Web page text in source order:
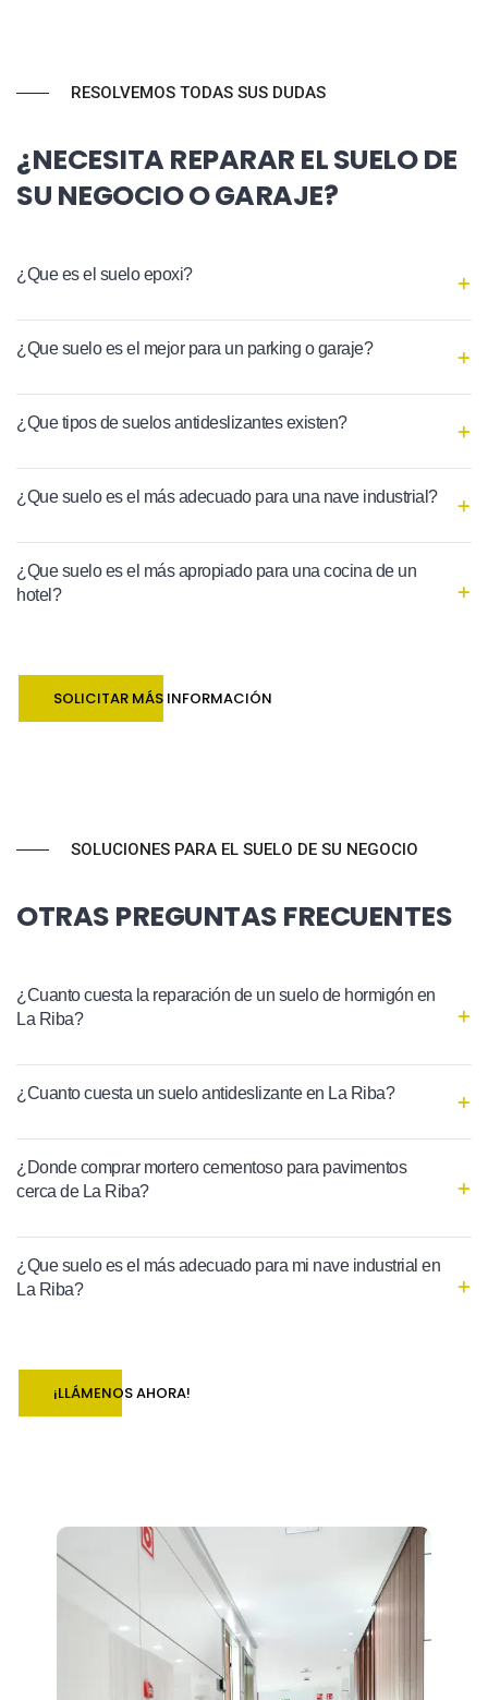
RESOLVEMOS TODAS SUS DUDAS
¿NECESITA REPARAR EL SUELO DE
SU NEGOCIO O GARAJE?
¿Que es el suelo epoxi?
¿Que suelo es el mejor para un parking o garaje?
¿Que tipos de suelos antideslizantes existen?
¿Que suelo es el más adecuado para una nave industrial?
¿Que suelo es el más apropiado para una cocina de un
hotel?
SOLICITAR MÁS INFORMACIÓN
SOLUCIONES PARA EL SUELO DE SU NEGOCIO
OTRAS PREGUNTAS FRECUENTES
¿Cuanto cuesta la reparación de un suelo de hormigón en
La Riba?
¿Cuanto cuesta un suelo antideslizante en La Riba?
¿Donde comprar mortero cementoso para pavimentos
cerca de La Riba?
¿Que suelo es el más adecuado para mi nave industrial en
La Riba?
¡LLÁMENOS AHORA!